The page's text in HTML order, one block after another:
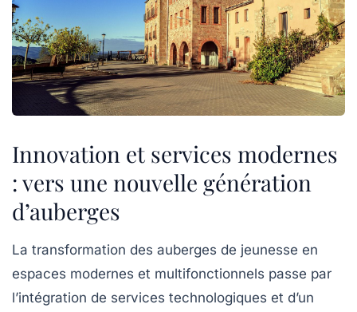
Innovation et services modernes
: vers une nouvelle génération
d’auberges
La transformation des auberges de jeunesse en
espaces modernes et multifonctionnels passe par
l’intégration de services technologiques et d’un